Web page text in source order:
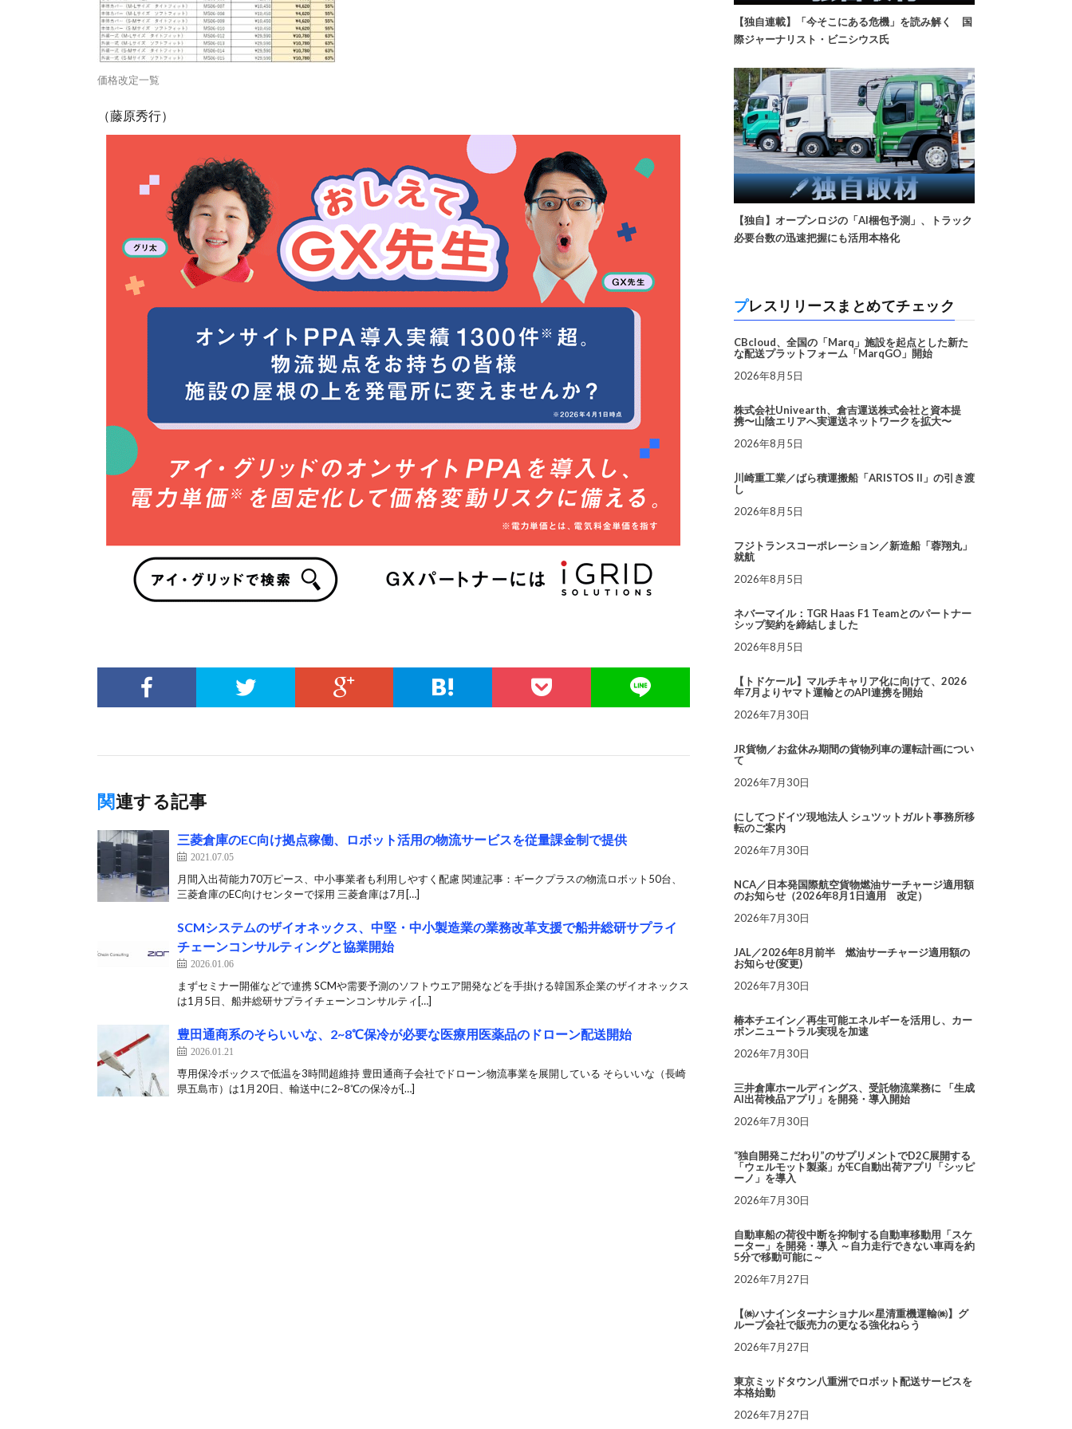
価格改定一覧
（藤原秀行）
関連する記事
三菱倉庫のEC向け拠点稼働、ロボット活用の物流サービスを従量課金制で提供
2021.07.05
月間入出荷能力70万ピース、中小事業者も利用しやすく配慮 関連記事：ギークプラスの物流ロボット50台、
三菱倉庫のEC向けセンターで採用 三菱倉庫は7月[…]
SCMシステムのザイオネックス、中堅・中小製造業の業務改革支援で船井総研サプライ
チェーンコンサルティングと協業開始
2026.01.06
まずセミナー開催などで連携 SCMや需要予測のソフトウエア開発などを手掛ける韓国系企業のザイオネックス
は1月5日、船井総研サプライチェーンコンサルティ[…]
豊田通商系のそらいいな、2~8℃保冷が必要な医療用医薬品のドローン配送開始
2026.01.21
専用保冷ボックスで低温を3時間超維持 豊田通商子会社でドローン物流事業を展開している そらいいな（長崎
県五島市）は1月20日、輸送中に2~8℃の保冷が[…]
【独自連載】「今そこにある危機」を読み解く 国
際ジャーナリスト・ビニシウス氏
【独自】オープンロジの「AI梱包予測」、トラック
必要台数の迅速把握にも活用本格化
プレスリリースまとめてチェック
CBcloud、全国の「Marq」施設を起点とした新た
な配送プラットフォーム「MarqGO」開始
2026年8月5日
株式会社Univearth、倉吉運送株式会社と資本提
携〜山陰エリアへ実運送ネットワークを拡大〜
2026年8月5日
川崎重工業／ばら積運搬船「ARISTOS II」の引き渡
し
2026年8月5日
フジトランスコーポレーション／新造船「蓉翔丸」
就航
2026年8月5日
ネバーマイル：TGR Haas F1 Teamとのパートナー
シップ契約を締結しました
2026年8月5日
【トドケール】マルチキャリア化に向けて、2026
年7月よりヤマト運輸とのAPI連携を開始
2026年7月30日
JR貨物／お盆休み期間の貨物列車の運転計画につい
て
2026年7月30日
にしてつドイツ現地法人 シュツットガルト事務所移
転のご案内
2026年7月30日
NCA／日本発国際航空貨物燃油サーチャージ適用額
のお知らせ（2026年8月1日適用 改定）
2026年7月30日
JAL／2026年8月前半 燃油サーチャージ適用額の
お知らせ(変更)
2026年7月30日
椿本チエイン／再生可能エネルギーを活用し、カー
ボンニュートラル実現を加速
2026年7月30日
三井倉庫ホールディングス、受託物流業務に 「生成
AI出荷検品アプリ」を開発・導入開始
2026年7月30日
“独自開発こだわり”のサプリメントでD2C展開する
「ウェルモット製薬」がEC自動出荷アプリ「シッピ
ーノ」を導入
2026年7月30日
自動車船の荷役中断を抑制する自動車移動用「スケ
ーター」を開発・導入 ～自力走行できない車両を約
5分で移動可能に～
2026年7月27日
【㈱ハナインターナショナル×星清重機運輸㈱】グ
ループ会社で販売力の更なる強化ねらう
2026年7月27日
東京ミッドタウン八重洲でロボット配送サービスを
本格始動
2026年7月27日